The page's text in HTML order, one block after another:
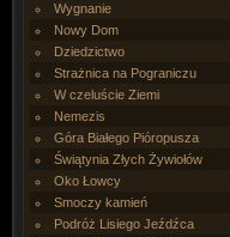
Wygnanie
Nowy Dom
Dziedzictwo
Strażnica na Pograniczu
W czeluście Ziemi
Nemezis
Góra Białego Pióropusza
Świątynia Złych Żywiołów
Oko Łowcy
Smoczy kamień
Podróż Lisiego Jeźdźca